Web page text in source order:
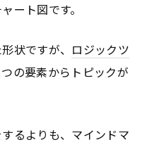
ート図です。
状ですが、 ロジックツ
の要素からトピックが
るよりも、マインドマ